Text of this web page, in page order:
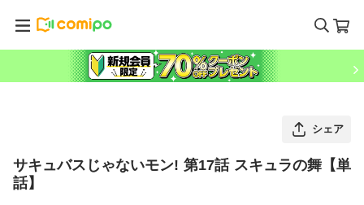
シェア
サキュバスじゃないモン! 第17話 スキュラの舞【単
話】